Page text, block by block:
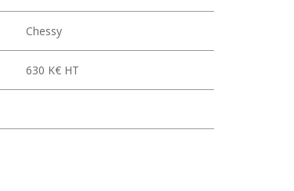
Chessy
630 K€ HT